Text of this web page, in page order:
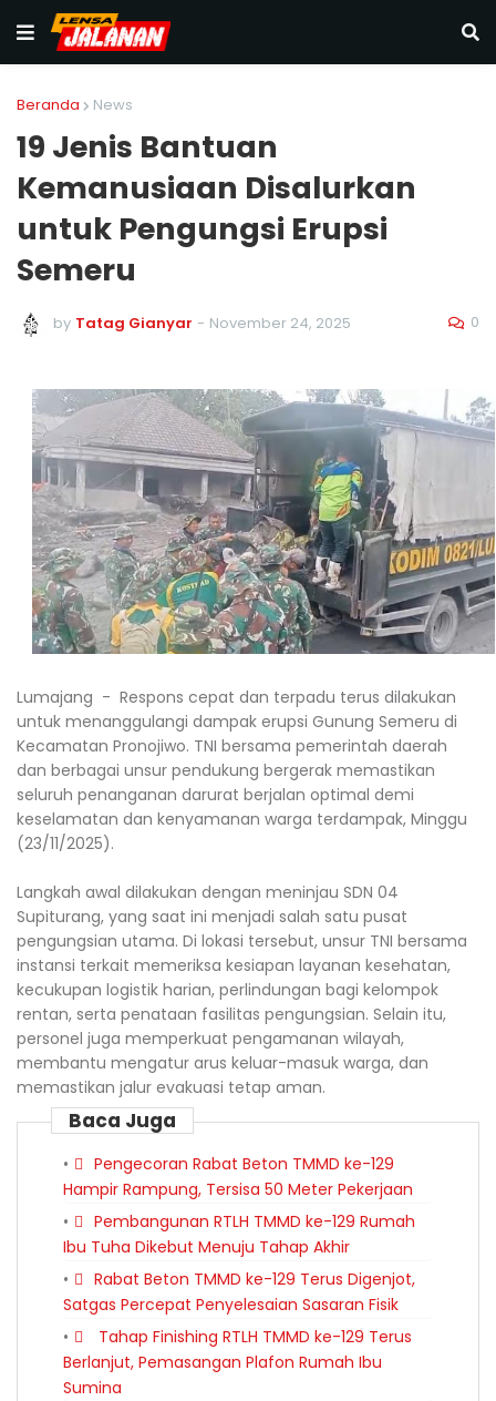
Beranda News
19 Jenis Bantuan
Kemanusiaan Disalurkan
untuk Pengungsi Erupsi
Semeru
by Tatag Gianyar - November 24, 2025 0
Lumajang - Respons cepat dan terpadu terus dilakukan
untuk menanggulangi dampak erupsi Gunung Semeru di
Kecamatan Pronojiwo. TNI bersama pemerintah daerah
dan berbagai unsur pendukung bergerak memastikan
seluruh penanganan darurat berjalan optimal demi
keselamatan dan kenyamanan warga terdampak, Minggu
(23/11/2025).
Langkah awal dilakukan dengan meninjau SDN 04
Supiturang, yang saat ini menjadi salah satu pusat
pengungsian utama. Di lokasi tersebut, unsur TNI bersama
instansi terkait memeriksa kesiapan layanan kesehatan,
kecukupan logistik harian, perlindungan bagi kelompok
rentan, serta penataan fasilitas pengungsian. Selain itu,
personel juga memperkuat pengamanan wilayah,
membantu mengatur arus keluar-masuk warga, dan
memastikan jalur evakuasi tetap aman.
Baca Juga
Pengecoran Rabat Beton TMMD ke-129
Hampir Rampung, Tersisa 50 Meter Pekerjaan
Pembangunan RTLH TMMD ke-129 Rumah
Ibu Tuha Dikebut Menuju Tahap Akhir
Rabat Beton TMMD ke-129 Terus Digenjot,
Satgas Percepat Penyelesaian Sasaran Fisik
Tahap Finishing RTLH TMMD ke-129 Terus
Berlanjut, Pemasangan Plafon Rumah Ibu
Sumina